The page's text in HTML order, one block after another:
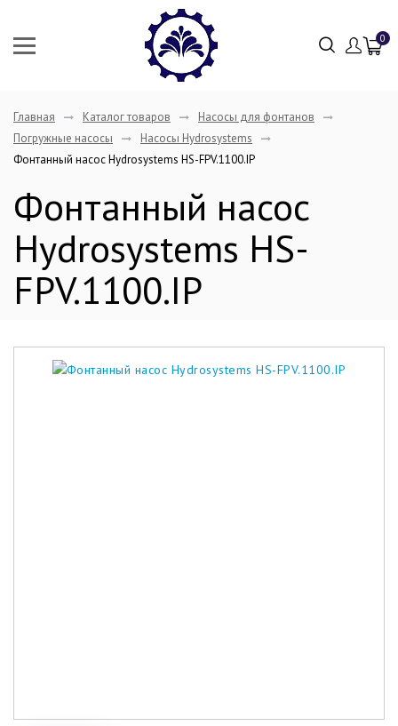
0
Главная Каталог товаров
Насосы для фонтанов
Погружные насосы
Насосы Hydrosystems
Фонтанный насос Hydrosystems HS-FPV.1100.IP
Фонтанный насос
Hydrosystems HS-
FPV.1100.IP